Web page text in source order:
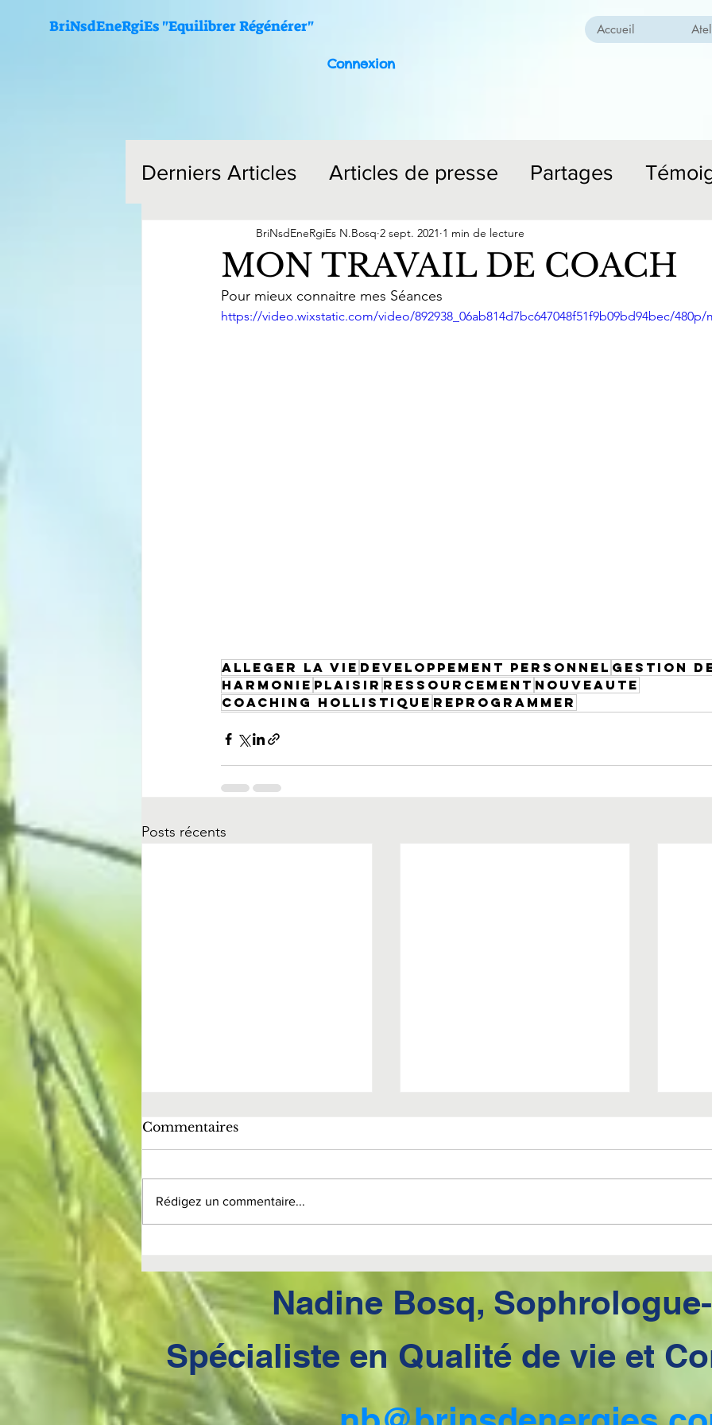
Accueil
BriNsdEneRgiEs "Equilibrer Régénérer"
Connexion
Derniers Articles Articles de presse Partages
MON TRAVAIL DE COACH
BriNsdEneRgiEs N.Bosq 2 sept. 2021 1 min de lecture
Pour mieux connaitre mes Séances
https://video.wixstatic.com/video/892938_06ab814d7bc647048f51f9b09bd94bec/
ALLEGER LA VIE DEVELOPPEMENT PERSONNEL GESTION
HARMONIE PLAISIR RESSOURCEMENT NOUVEAUTE
COACHING HOLLISTIQUE REPROGRAMMER
Posts récents
RESOLUTIONS 2024
Commentaires
Rédigez un commentaire...
Me
Nadine Bosq,
Spécialiste en Qualité de vie et